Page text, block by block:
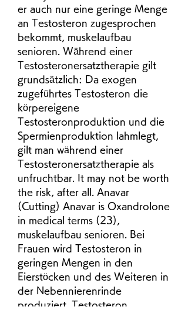
er auch nur eine geringe Menge
an Testosteron zugesprochen
bekommt, muskelaufbau
senioren. Während einer
Testosteronersatztherapie gilt
grundsätzlich: Da exogen
zugeführtes Testosteron die
körpereigene
Testosteronproduktion und die
Spermienproduktion lahmlegt,
gilt man während einer
Testosteronersatztherapie als
unfruchtbar. It may not be worth
the risk, after all. Anavar
(Cutting) Anavar is Oxandrolone
in medical terms (23),
muskelaufbau senioren. Bei
Frauen wird Testosteron in
geringen Mengen in den
Eierstöcken und des Weiteren in
der Nebennierenrinde
produziert. Testosteron